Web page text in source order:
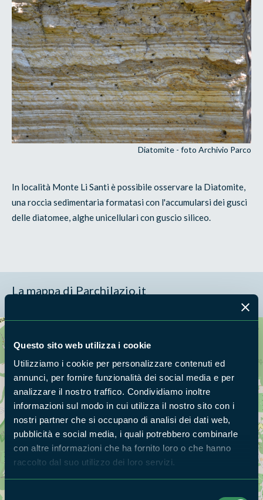
Questo sito web utilizza i cookie
Utilizziamo i cookie per personalizzare contenuti ed
annunci, per fornire funzionalità dei social media e per
analizzare il nostro traffico. Condividiamo inoltre
informazioni sul modo in cui utilizza il nostro sito con i
nostri partner che si occupano di analisi dei dati web,
pubblicità e social media, i quali potrebbero combinarle
con altre informazioni che ha fornito loro o che hanno
raccolto dal suo utilizzo dei loro servizi.
Diatomite - foto Archivio Parco
In località Monte Li Santi è possibile osservare la Diatomite,
una roccia sedimentaria formatasi con l'accumularsi dei gusci
delle diatomee, alghe unicellulari con guscio siliceo.
La mappa di Parchilazio.it
Cerca nella mappa